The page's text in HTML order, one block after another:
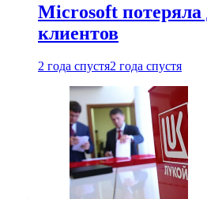
Microsoft
клиентов
2 года спустя2 года спустя